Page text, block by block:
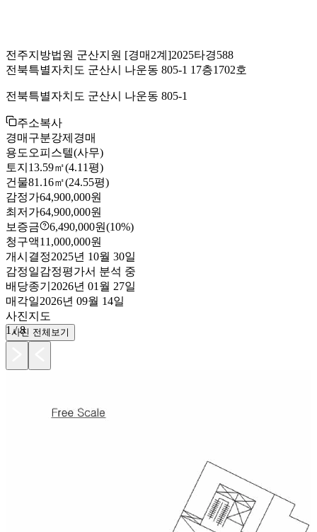
전주지방법원 군산지원 [경매2계]2025타경588
전북특별자치도 군산시 나운동 805-1 17층1702호
전북특별자치도 군산시 나운동 805-1
주소복사
경매구분강제경매
용도 오피스텔(사무)
토지 13.59㎡(4.11평)
건물81.16㎡(24.55평)
감정가64,900,000원
최저가64,900,000원
보증금
6,490,000원(10%)
청구액11,000,000원
개시결정2025년 10월 30일
감정일감정평가서 분석 중
배당종기 2026년 01월 27일
매각일2026년 09월 14일
사진지도
1 /8
사진 전체보기